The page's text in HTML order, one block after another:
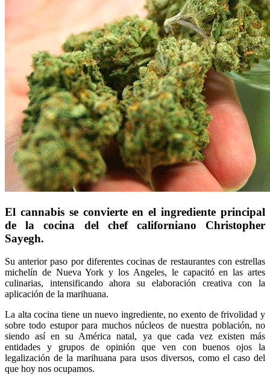
El cannabis se convierte en el ingrediente principal
de la cocina del chef californiano Christopher
Sayegh.
Su anterior paso por diferentes cocinas de restaurantes con estrellas
michelín de Nueva York y los Angeles, le capacitó en las artes
culinarias, intensificando ahora su elaboración creativa con la
aplicación de la marihuana.
La alta cocina tiene un nuevo ingrediente, no exento de frivolidad y
sobre todo estupor para muchos núcleos de nuestra población, no
siendo así en su América natal, ya que cada vez existen más
entidades y grupos de opinión que ven con buenos ojos la
legalización de la marihuana para usos diversos, como el caso del
que hoy nos ocupamos.